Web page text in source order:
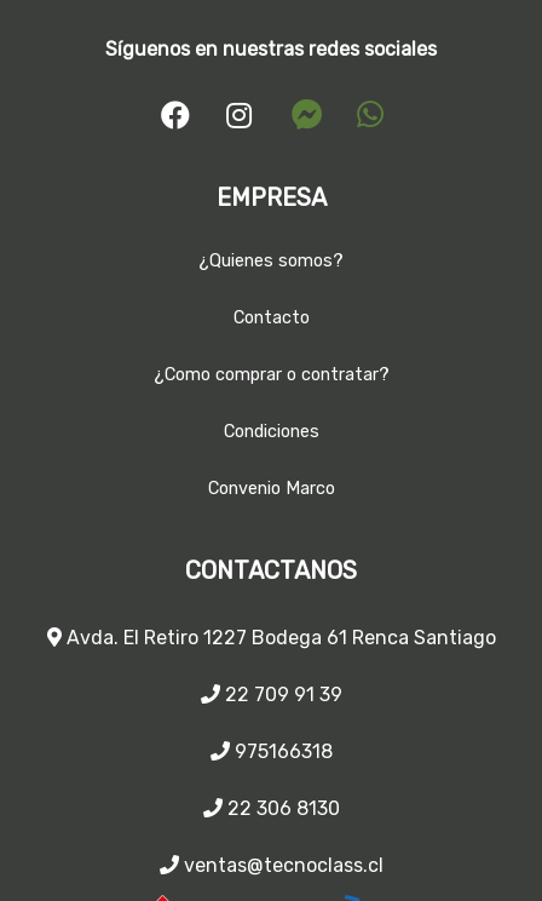
Síguenos en nuestras redes sociales
EMPRESA
¿Quienes somos?
Contacto
¿Como comprar o contratar?
Condiciones
Convenio Marco
CONTACTANOS
Avda. El Retiro 1227 Bodega 61 Renca Santiago
22 709 91 39
975166318
22 306 8130
ventas@tecnoclass.cl